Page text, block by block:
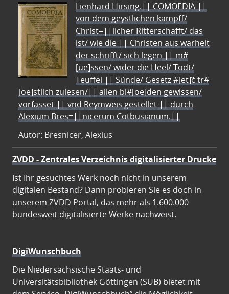
Lienhard Hirsing.|| COMOEDIA ||
von dem geystlichen kampff/
Christ=||licher Ritterschafft/ das
ist/ wie die || Christen aus warheit
der schrifft/ sich legen || m#
[ue]ssen/ wider die Heel/ Todt/
Teuffel || Sünde/ Gesetz #[et]c̃ tr#
[oe]stlich zulesen/|| allen bl#[oe]den gewissen/
vorfasset || vnd Reymweis gestellet || durch
Alexium Bres=||nicerum Cotbusianum.||
Autor: Bresnicer, Alexius
ZVDD - Zentrales Verzeichnis digitalisierter Drucke
Ist Ihr gesuchtes Werk noch nicht in unserem
digitalen Bestand? Dann probieren Sie es doch in
unserem ZVDD Portal, das mehr als 1.600.000
bundesweit digitalisierte Werke nachweist.
DigiWunschbuch
Die Niedersächsische Staats- und
Universitätsbibliothek Göttingen (SUB) bietet mit